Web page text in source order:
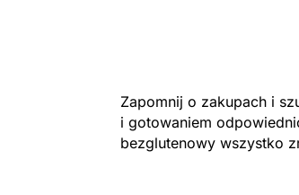
Zapomnij o zakupach i
i gotowaniem
bezglutenowy wszystko